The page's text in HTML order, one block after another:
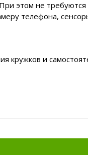
этом не требуются
телефона,
кружков и